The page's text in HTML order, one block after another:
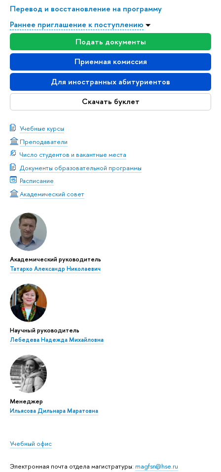
Перевод и восстановление на программу
Раннее приглашение к поступлению
Подать документы
Приемная комиссия
Для иностранных абитуриентов
Скачать буклет
Учебные курсы
Преподаватели
Число студентов и вакантные места
Документы образовательной программы
Расписание
Академический совет
Академический руководитель
Татарко Александр Николаевич
Научный руководитель
Лебедева Надежда Михайловна
Менеджер
Ильясова Дильнара Маратовна
Учебный офис
Электронная почта отдела магистратуры: magfsn@hse.ru